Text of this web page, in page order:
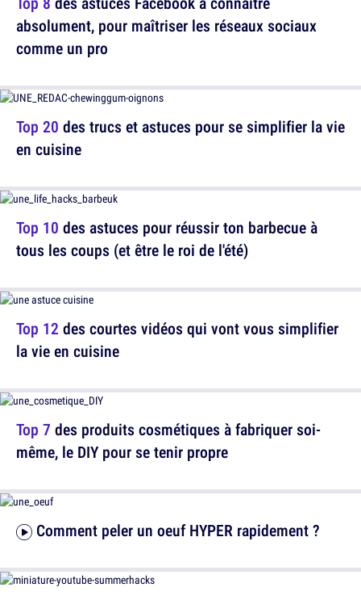
Top 20 des trucs et astuces pour se simplifier la vie
en cuisine
Top 12 des courtes vidéos qui vont vous simplifier
la vie en cuisine
Comment peler un oeuf HYPER rapidement ?
absolument, pour maîtriser les réseaux sociaux
comme un pro
Top 10 des astuces pour réussir ton barbecue à
tous les coups (et être le roi de l'été)
Top 7 des produits cosmétiques à fabriquer soi-
même, le DIY pour se tenir propre